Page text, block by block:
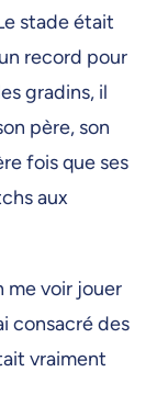
stade était
record pour
gradins, il
père, son
fois que ses
aux
me voir jouer
consacré des
vraiment